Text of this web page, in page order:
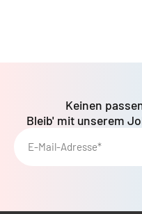
E-Mail-Adresse*
Keinen
Bleib' mit unserem